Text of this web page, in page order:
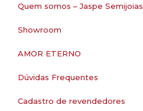
Quem somos – Jaspe Semijoias
Showroom
AMOR ETERNO
Dúvidas Frequentes
Cadastro de revendedores